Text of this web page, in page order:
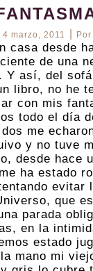
4 marzo, 2011 Por
casa desde
de una
Y así, del
libro, no he
con mis
todo el día
me
y no tuve
desde hace
ha estado
evitar
que
parada
en la
estado
mano mi